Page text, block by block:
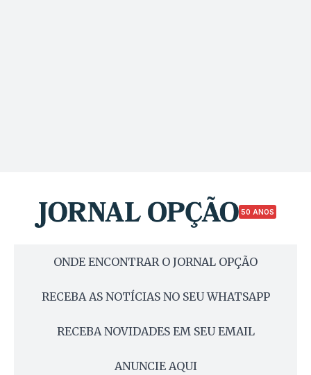
50 ANOS
ONDE ENCONTRAR O JORNAL OPÇÃO
RECEBA AS NOTÍCIAS NO SEU WHATSAPP
RECEBA NOVIDADES EM SEU EMAIL
ANUNCIE AQUI